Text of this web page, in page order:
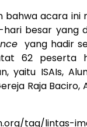
bahwa acara ini
besar yang
yang hadir
62 peserta
yaitu ISAIs,
Raja Baciro,
tag/lintas-